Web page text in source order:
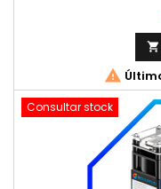


Consultar stock